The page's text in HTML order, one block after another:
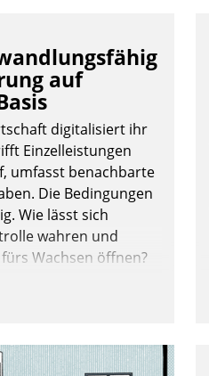
auf
digitalisiert ihr
Einzelleistungen
umfasst benachbarte
Die Bedingungen
Wie lässt sich
wahren und
Wachsen öffnen?